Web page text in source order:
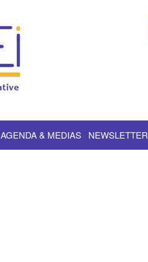
AGENDA & MEDIAS NEWSLETTER